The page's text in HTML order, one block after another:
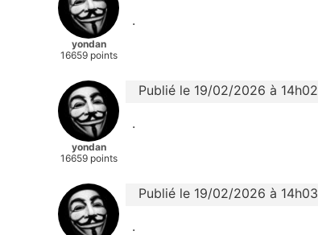
yondan
16659 points
.
yondan
16659 points
Publié le 19/02/2026 à 14h02
.
Publié le 19/02/2026 à 14h03
.